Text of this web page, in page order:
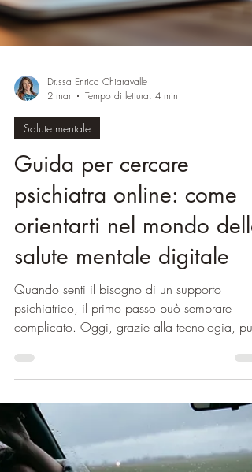
Dr.ssa Enrica Chiaravalle
2 mar
Tempo di lettura: 4 min
Salute mentale
Guida per cercare
psichiatra online: come
orientarti nel mondo della
salute mentale digitale
complicato. Oggi, grazie alla tecnologia,
cercare uno psichiatra online comodamente
casa tua. Ma come fare per scegliere il
professionista giusto? In questa guida ti spiego